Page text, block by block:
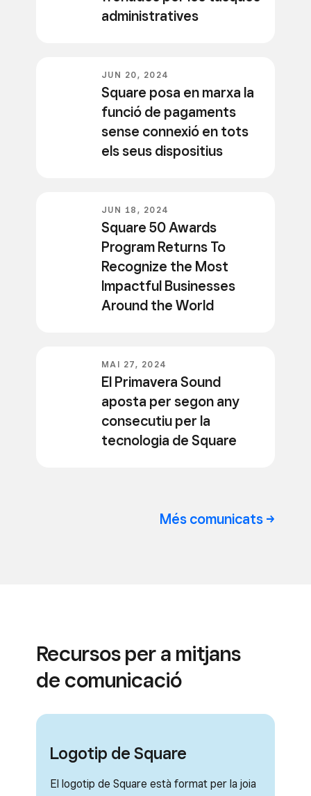
administratives
JUN 20, 2024
Square posa en marxa la
funció de pagaments
sense connexió en tots
els seus dispositius
JUN 18, 2024
Square 50 Awards
Program Returns To
Recognize the Most
Impactful Businesses
Around the World
MAI 27, 2024
El Primavera Sound
aposta per segon any
consecutiu per la
tecnologia de Square
Més comunicats ->
Recursos per a mitjans
de comunicació
Logotip de Square
El logotip de Square està format per la joia